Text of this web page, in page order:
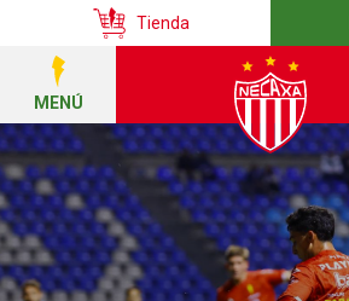
Tienda
MENÚ